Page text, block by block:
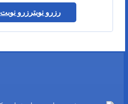
رزرو نوبترزرو نوبت